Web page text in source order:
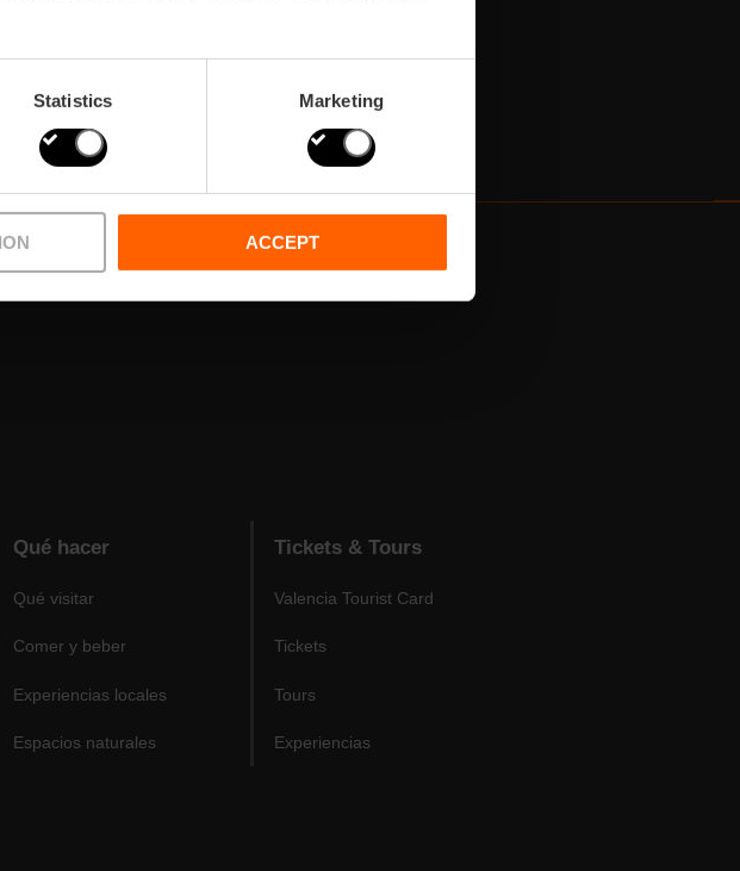
Statistics Marketing
ACCEPT
Qué hacer
Qué visitar
Comer y beber
Experiencias locales
Espacios naturales
Tickets & Tours
Valencia Tourist Card
Tickets
Tours
Experiencias